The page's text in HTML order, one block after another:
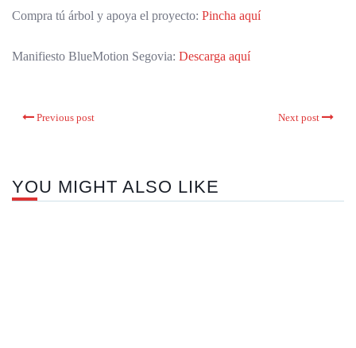
Compra tú árbol y apoya el proyecto: Pincha aquí
Manifiesto BlueMotion Segovia: Descarga aquí
Previous post Next post
YOU MIGHT ALSO LIKE